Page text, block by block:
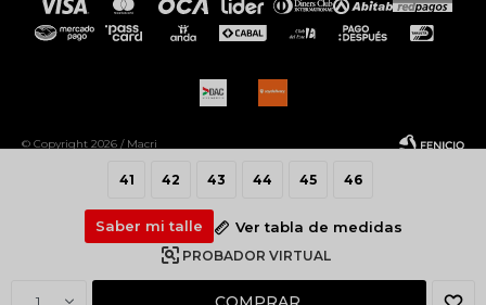
41 42 43 44 45 46
Saber mi talle Ver tabla de medidas
PROBADOR VIRTUAL
© Copyright 2026 / Macri